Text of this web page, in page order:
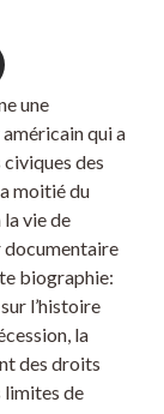
une
qui a
des
moitié du
la vie de
documentaire
biographie:
l’histoire
la
des droits
limites de